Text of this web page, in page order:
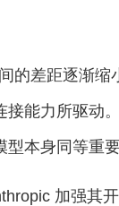
的差距逐渐
能力所驱动
本身同等重
加强其